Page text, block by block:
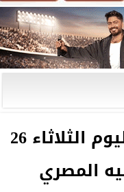
سعر الدينار الكويتي اليوم الثلاثاء 26